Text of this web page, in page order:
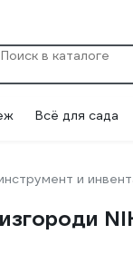
Всё для сада
и